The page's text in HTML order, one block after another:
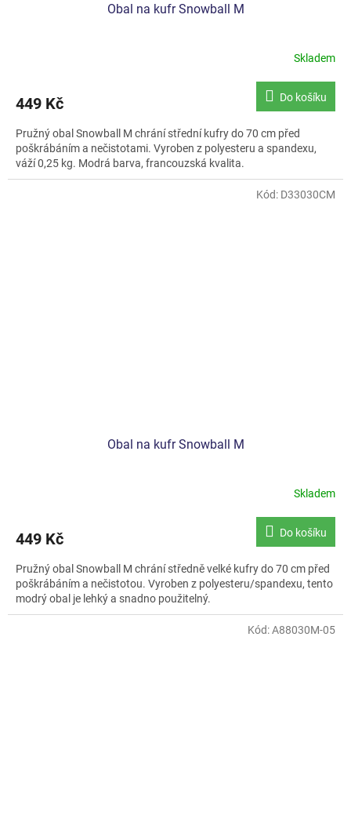
Obal na kufr Snowball M
Skladem
449 Kč Do košíku
Pružný obal Snowball M chrání střední kufry do 70 cm před
poškrábáním a nečistotami. Vyroben z polyesteru a spandexu,
váží 0,25 kg. Modrá barva, francouzská kvalita.
Obal na kufr Snowball M
Skladem
449 Kč Do košíku
Pružný obal Snowball M chrání středně velké kufry do 70 cm před
poškrábáním a nečistotou. Vyroben z polyesteru/spandexu, tento
modrý obal je lehký a snadno použitelný.
Kód: D33030CM
Kód:A88030M-05